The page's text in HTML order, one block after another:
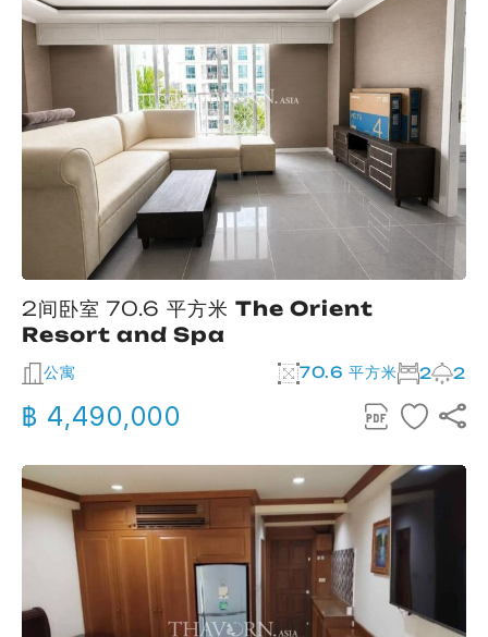
2间卧室 70.6 平方米 The Orient
Resort and Spa
公寓 70.6 平方米 2 2
฿ 4,490,000